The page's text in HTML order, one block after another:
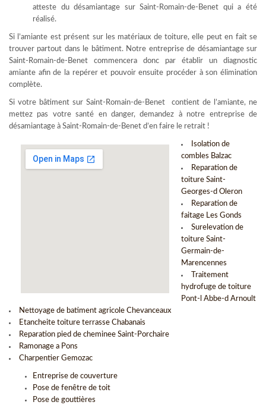
atteste du désamiantage sur Saint-Romain-de-Benet qui a été
réalisé.
Si l’amiante est présent sur les matériaux de toiture, elle peut en fait se
trouver partout dans le bâtiment. Notre entreprise de désamiantage sur
Saint-Romain-de-Benet commencera donc par établir un diagnostic
amiante afin de la repérer et pouvoir ensuite procéder à son élimination
complète.
Si votre bâtiment sur Saint-Romain-de-Benet contient de l’amiante, ne
mettez pas votre santé en danger, demandez à notre entreprise de
désamiantage à Saint-Romain-de-Benet d’en faire le retrait !
Isolation de
combles Balzac
Reparation de
toiture Saint-
Georges-d Oleron
Reparation de
faitage Les Gonds
Surelevation de
toiture Saint-
Germain-de-
Marencennes
Traitement
hydrofuge de toiture
Pont-l Abbe-d Arnoult
Nettoyage de batiment agricole Chevanceaux
Etancheite toiture terrasse Chabanais
Reparation pied de cheminee Saint-Porchaire
Ramonage a Pons
Charpentier Gemozac
Entreprise de couverture
Pose de fenêtre de toit
Pose de gouttières